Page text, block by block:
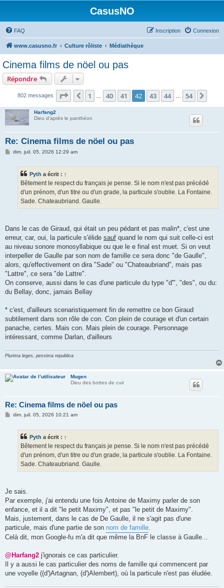
CasusNO
FAQ Connexion
Inscription
www.casusno.fr Culture rôliste Médiathèque
Cinema films de nöel ou pas
Répondre
802 messages Page 42 sur 54
Précédent
1 40 41 42 43 44 54
Harfang2
Dieu d'après le panthéon
Re: Cinema films de nöel ou pas
Mdim. juil. 05, 2026 12:29 am
Pyth a écrit : ↑
Bêtement le respect du français je pense. Si le nom n'est pas précédé
d'un prénom, d'un titre ou d'un grade, la particule s'oublie. La Fontaine.
Sade. Chateaubriand. Gaulle.
Dans le cas de Giraud, qui était un peu pédant et pas malin*, c'est une
erreur, car, oui, la particule s'élide sauf quand le nom qui suit celle-ci est
au niveau sonore monosyllabique ou que le e final est muet. Si on veut
interpeller de Gaulle par son nom de famille ce sera donc "de Gaulle",
alors, qu'effectivement on dira "Sade" ou "Chateaubriand", mais pas
"Lattre", ce sera "de Lattre".
On conserve, aussi dans le cas d'une particule du type "d'", "des", ou du:
du Bellay, donc, jamais Bellay
* c'est, d'ailleurs scenaristiquement fin de remettre ce bon Giraud
subtilement dans son rôle de con. Con plein de courage et d'un certain
panache, certes. Mais con. Mais plein de courage. Personnage
intéressant, comme Darlan, d'ailleurs
Plurima leges, pessima republica
Mugen
Dieu des bottes de cuir
Re: Cinema films de nöel ou pas
Mdim. juil. 05, 2026 10:21 am
Pyth a écrit : ↑
Bêtement le respect du français je pense. Si le nom n'est pas précédé
d'un prénom, d'un titre ou d'un grade, la particule s'oublie. La Fontaine.
Sade. Chateaubriand. Gaulle.
Je sais.
Par exemple, j'ai entendu une fois Antoine de Maximy parler de son
enfance, et il a dit "le petit Maximy", et pas "le petit de Maximy".
Mais, justement, dans le cas de De Gaulle, il ne s'agit pas d'une
particule, mais d'une partie de son nom de famille
Celà dit, mon Google-fu m'a dit que même la BnF le classe à Gaulle...
@Harfang2 j'ignorais ce cas particulier.
Il y a aussi le cas particulier des noms de famille qui commencent par
une voyelle ((d')Artagnan, (d')Alembert), où la particule n'est pas éludée.